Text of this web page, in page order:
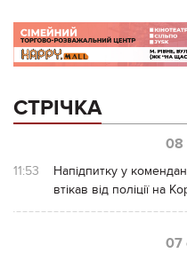
СТРІЧКА
08
11:53
Напідпитку у
втікав від поліції на
07